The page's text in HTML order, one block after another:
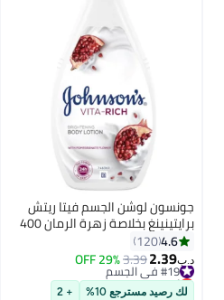
جونسون لوشن الجسم فيتا ريتش
برايتينينغ بخلاصة زهرة الرمان 400
مل4.6
120
د.ب‏2.39
3.39
29% OFF #19 في الجسم
أقل سعر في 7 يوم
#19 في الجسم
لك رصيد مسترجع 10% + 2